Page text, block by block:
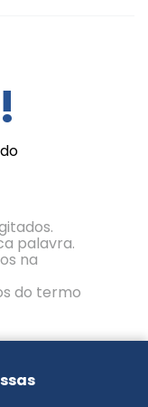
palavra.
na
do termo